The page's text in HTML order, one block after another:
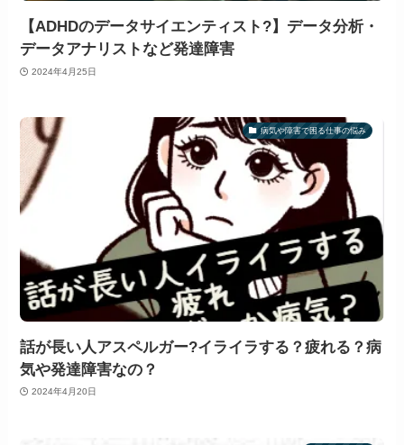
【ADHDのデータサイエンティスト?】データ分析・
データアナリストなど発達障害
2024年4月25日
病気や障害で困る仕事の悩み
話が長い人アスペルガー?イライラする？疲れる？病
気や発達障害なの？
2024年4月20日